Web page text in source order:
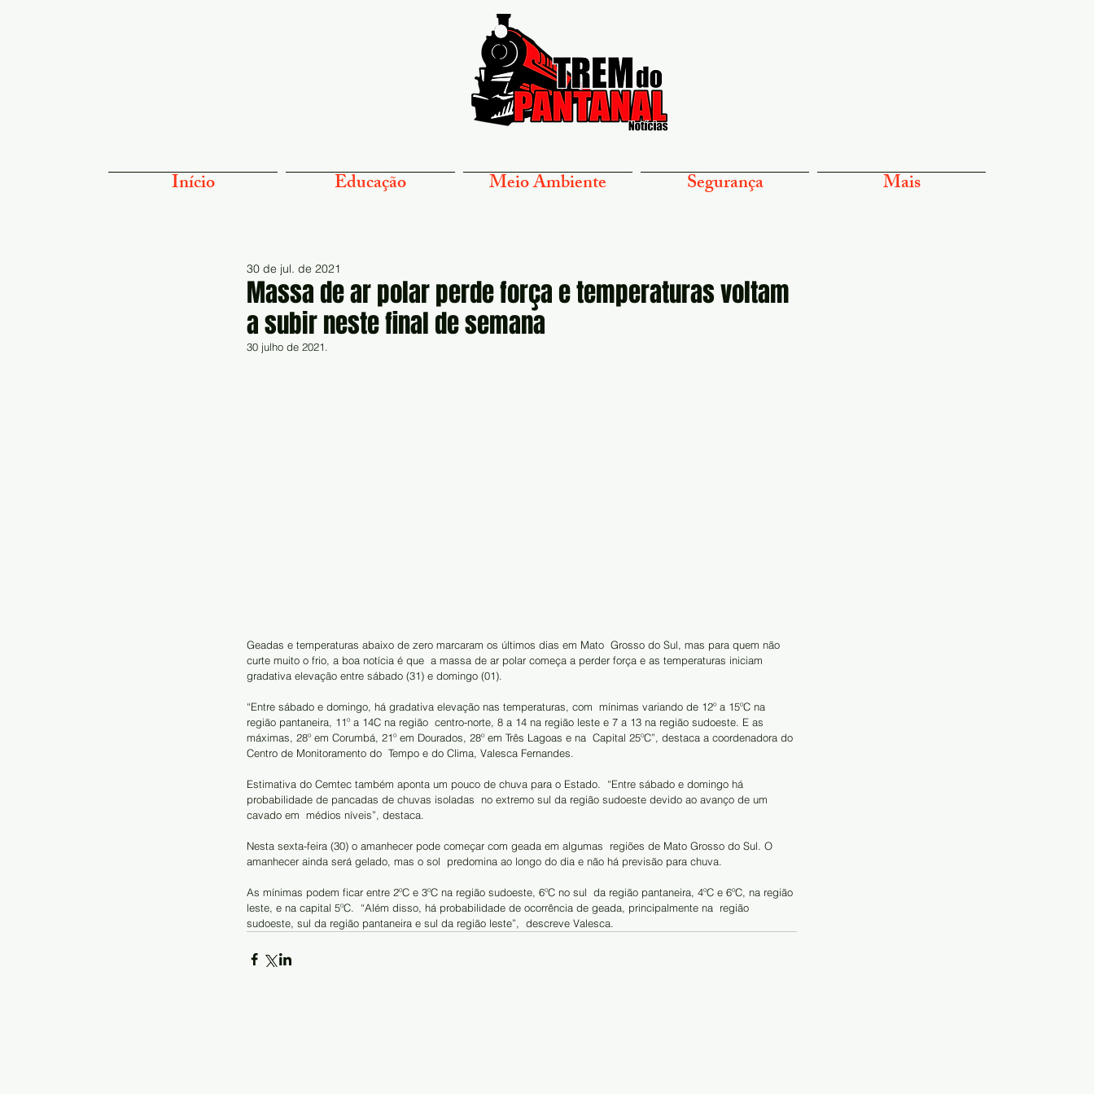
Início Educação Meio Ambiente Segurança Mais
Massa de ar polar perde força e temperaturas voltam
a subir neste final de semana
30 de jul. de 2021
30 julho de 2021.
Geadas e temperaturas abaixo de zero marcaram os últimos dias em Mato  Grosso do Sul, mas para quem não
curte muito o frio, a boa notícia é que  a massa de ar polar começa a perder força e as temperaturas iniciam
gradativa elevação entre sábado (31) e domingo (01).
“Entre sábado e domingo, há gradativa elevação nas temperaturas, com  mínimas variando de 12º a 15ºC na
região pantaneira, 11º a 14C na região  centro-norte, 8 a 14 na região leste e 7 a 13 na região sudoeste. E as
máximas, 28º em Corumbá, 21º em Dourados, 28º em Três Lagoas e na  Capital 25ºC”, destaca a coordenadora do
Centro de Monitoramento do  Tempo e do Clima, Valesca Fernandes.
Estimativa do Cemtec também aponta um pouco de chuva para o Estado.  “Entre sábado e domingo há
probabilidade de pancadas de chuvas isoladas  no extremo sul da região sudoeste devido ao avanço de um
cavado em  médios níveis”, destaca.
Nesta sexta-feira (30) o amanhecer pode começar com geada em algumas  regiões de Mato Grosso do Sul. O
amanhecer ainda será gelado, mas o sol  predomina ao longo do dia e não há previsão para chuva.
As mínimas podem ficar entre 2ºC e 3ºC na região sudoeste, 6ºC no sul  da região pantaneira, 4ºC e 6ºC, na região
leste, e na capital 5ºC.  “Além disso, há probabilidade de ocorrência de geada, principalmente na  região
sudoeste, sul da região pantaneira e sul da região leste”,  descreve Valesca.